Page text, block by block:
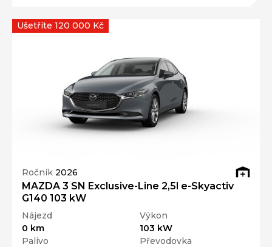
Ročník 2026
MAZDA 3 SN Exclusive-Line 2,5l e-Skyactiv
G140 103 kW
Nájezd
0 km
Výkon
103 kW
Palivo
Převodovka
Ušetříte 120 000 Kč